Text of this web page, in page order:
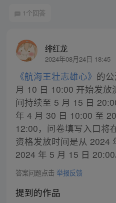
1个回答
绯红龙
2024年08月24日 18:45
《航海王壮志雄心》 的
月 10 日 10:00 开始发
间持续至 5 月 15 日
年 4 月 30 日 10:00 至
12:00，问卷填写入口将
资格发放时间是从 2024
2024 年 5 月 15 日 20:00
答案问题点击 举报反馈
提到的作品